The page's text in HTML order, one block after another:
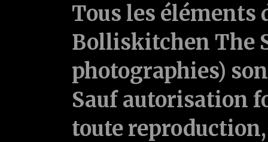
Tous les
Bolliskitchen The
photographies)
Sauf autorisation
toute